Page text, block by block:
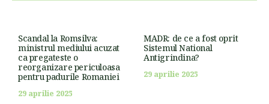
Scandal la Romsilva:
ministrul mediului acuzat
ca pregateste o
reorganizare periculoasa
pentru padurile Romaniei
29 aprilie 2025
MADR: de ce a fost oprit
Sistemul National
Antigrindina?
29 aprilie 2025